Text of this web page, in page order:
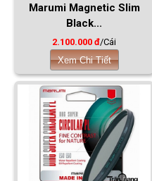
Marumi Magnetic Slim
Black...
2.100.000 đ/Cái
Xem Chi Tiết